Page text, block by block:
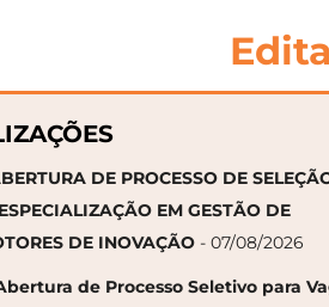
DE PROCESSO DE
EM GESTÃO DE
DE INOVAÇÃO - 07/08/2026
de Processo Seletivo para